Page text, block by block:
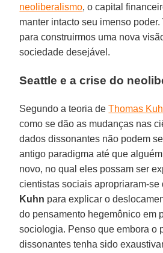
neoliberalismo, o capital
manter intacto seu imenso poder.
para construirmos uma nova
sociedade desejável.
Seattle e a crise do
Segundo a teoria deThomas
como se dão as mudanças nas
dados dissonantes não podem
antigo paradigma até que
novo, no qual eles possam ser
cientistas sociais apropriaram-se
Kuhn para explicar o
do pensamento hegemônico em
sociologia. Penso que embora o
dissonantes tenha sido